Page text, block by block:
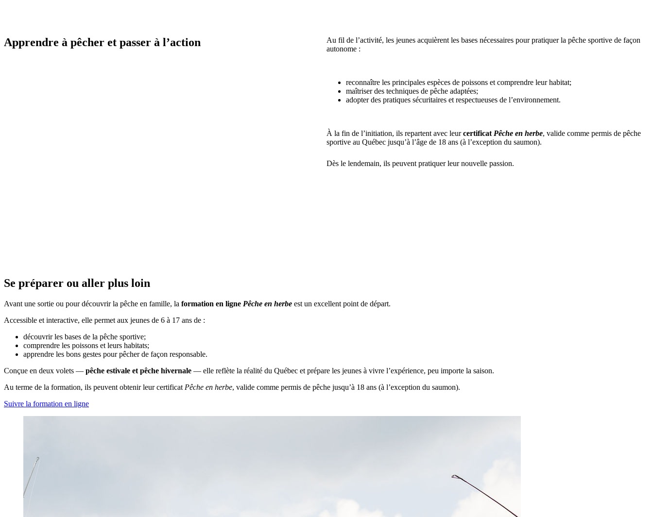
Apprendre à pêcher et passer à l’action
Au fil de l’activité, les jeunes acquièrent les bases nécessaires pour pratiquer la pêche sportive de façon
autonome :
reconnaître les principales espèces de poissons et comprendre leur habitat;
maîtriser des techniques de pêche adaptées;
adopter des pratiques sécuritaires et respectueuses de l’environnement.
À la fin de l’initiation, ils repartent avec leurcertificat Pêche en herbe, valide comme permis de pêche
sportive au Québec jusqu’à l’âge de 18 ans (à l’exception du saumon).
Dès le lendemain, ils peuvent pratiquer leur nouvelle passion.
Se préparer ou aller plus loin
Avant une sortie ou pour découvrir la pêche en famille, la formation en ligne Pêche en herbe est un excellent point de départ.
Accessible et interactive, elle permet aux jeunes de 6 à 17 ans de :
découvrir les bases de la pêche sportive;
comprendre les poissons et leurs habitats;
apprendre les bons gestes pour pêcher de façon responsable.
Conçue en deux volets — pêche estivale et pêche hivernale — elle reflète la réalité du Québec et prépare les jeunes à vivre l’expérience, peu importe la saison.
Au terme de la formation, ils peuvent obtenir leur certificat Pêche en herbe, valide comme permis de pêche jusqu’à 18 ans (à l’exception du saumon).
Suivre la formation en ligne